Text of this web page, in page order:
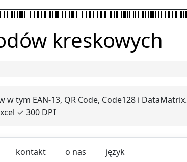
kreskowych
tym EAN-13, QR Code, Code128 i DataMatrix.
✓ 300 DPI
kontakt o nas język